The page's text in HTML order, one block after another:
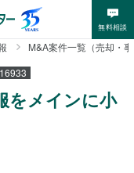
無料相談
M&A案件一覧（売却・
をメインに小